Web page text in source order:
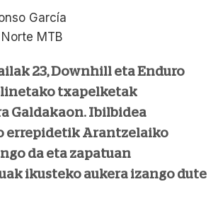
García
MTB
23, Downhill eta Enduro
txapelketak
Galdakaon. Ibilbidea
errepidetik Arantzelaiko
da eta zapatuan
ikusteko aukera izango dute